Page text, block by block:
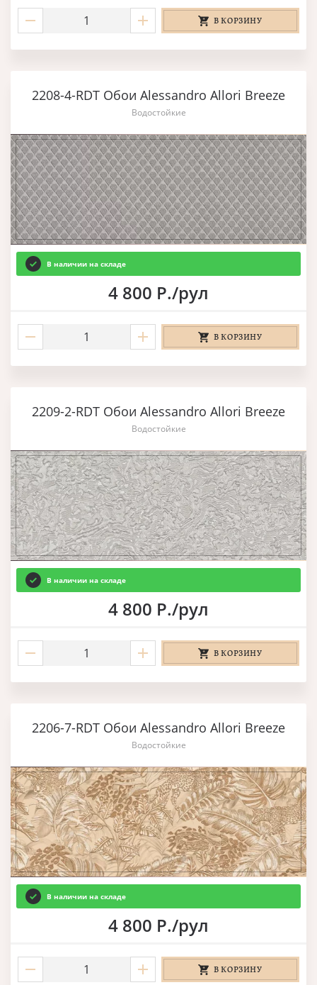
В КОРЗИНУ
2208-4-RDT Обои Alessandro Allori Breeze
Водостойкие
В наличии на складе
4 800 Р./рул
В КОРЗИНУ
2209-2-RDT Обои Alessandro Allori Breeze
Водостойкие
В наличии на складе
4 800 Р./рул
В КОРЗИНУ
2206-7-RDT Обои Alessandro Allori Breeze
Водостойкие
В наличии на складе
4 800 Р./рул
В КОРЗИНУ